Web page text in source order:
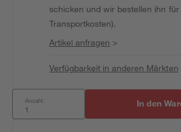
schicken und wir bestellen ihn für
Transportkosten).
Artikel anfragen >
Verfügbarkeit in anderen Märkten
Anzahl: In den